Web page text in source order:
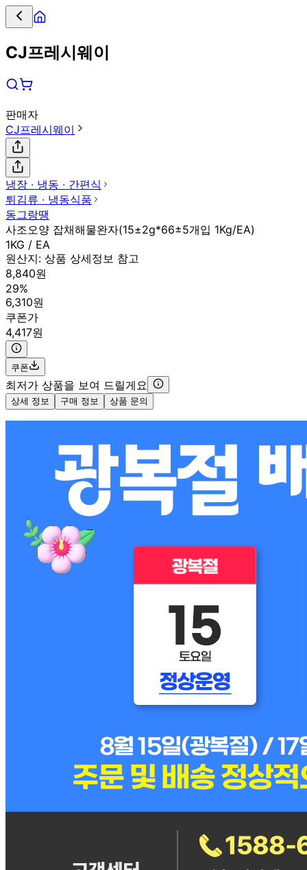
CJ프레시웨이
판매자
CJ프레시웨이
냉장 ∙ 냉동 ∙ 간편식
튀김류 ∙ 냉동식품
동그랑땡
사조오양 잡채해물완자(15±2g*66±5개입 1Kg/EA)
1KG / EA
원산지: 상품 상세정보 참고
8,840원
29%
6,310원
쿠폰가
4,417원
쿠폰
최저가 상품을 보여 드릴게요
상세 정보 구매 정보 상품 문의